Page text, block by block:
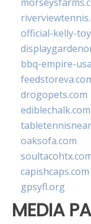
official-kelly-
bbq-empire-
drogopets.com
ediblechalk.com
oaksofa.com
capishcaps.com
gpsyfl.org
MEDIA